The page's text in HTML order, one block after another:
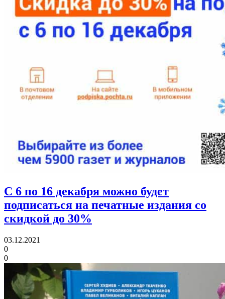
С 6 по 16 декабря можно будет
подписаться на печатные издания со
скидкой до 30%
03.12.2021
0
0